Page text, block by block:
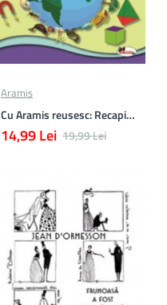
Aramis
Cu Aramis reusesc: Recapitulare si evaluare - Clasa a 3-a (Matematica si Stiinte ale naturii)
14,99 Lei 19,99 Lei